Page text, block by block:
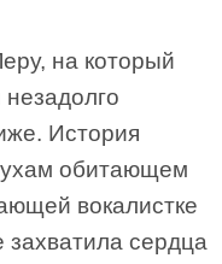
на который
История
обитающем
вокалистке
сердца